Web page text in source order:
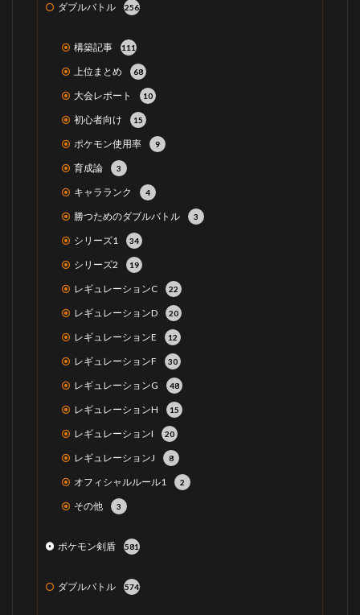
ダブルバトル 256
構築記事 111
上位まとめ 68
大会レポート 10
初心者向け 15
ポケモン使用率 9
育成論 3
キャラランク 4
勝つためのダブルバトル 3
シリーズ1 34
シリーズ2 19
レギュレーションC 22
レギュレーションD 20
レギュレーションE 12
レギュレーションF 30
レギュレーションG 48
レギュレーションH 15
レギュレーションI 20
レギュレーションJ 8
オフィシャルルール1 2
その他 3
ポケモン剣盾 581
ダブルバトル 574